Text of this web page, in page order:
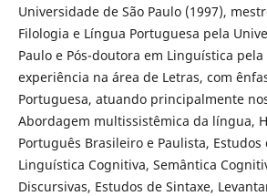
Universidade de São Paulo (1997),
Filologia e Língua Portuguesa pela
Paulo e Pós-doutora em Linguística pela
experiência na área de Letras, com
Portuguesa, atuando principalmente
Abordagem multissistêmica da língua,
Português Brasileiro e Paulista, Estudos
Linguística Cognitiva, Semântica
Discursivas, Estudos de Sintaxe,